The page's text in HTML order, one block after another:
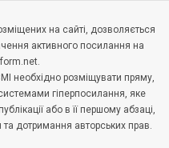
на сайті, дозволяється
активного посилання на
необхідно розміщувати пряму,
гіперпосилання, яке
або в її першому абзаці,
дотримання авторських прав.